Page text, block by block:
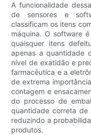
A funcionalidade
de sensores e
classificam os itens
máquina. O software
quaisquer itens
apenas a quantidade
nível de exatidão e
farmacêutica e a
de extrema
contagem e
do processo de
quantidade correta de
reduzindo a
produtos.